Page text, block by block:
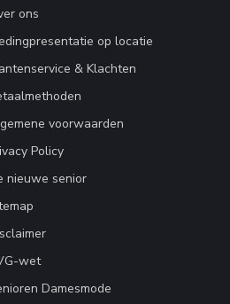
ons
op locatie
& Klachten
voorwaarden
Policy
nieuwe senior
wet
Damesmode